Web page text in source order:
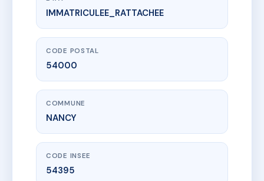
www.vme.plus/AC6430565
65 RUE DE LA REPUBLIQUE
65 r de la republique
IMMATRICULEE_RATTACHEE
CODE POSTAL
54000
COMMUNE
NANCY
CODE INSEE
54395